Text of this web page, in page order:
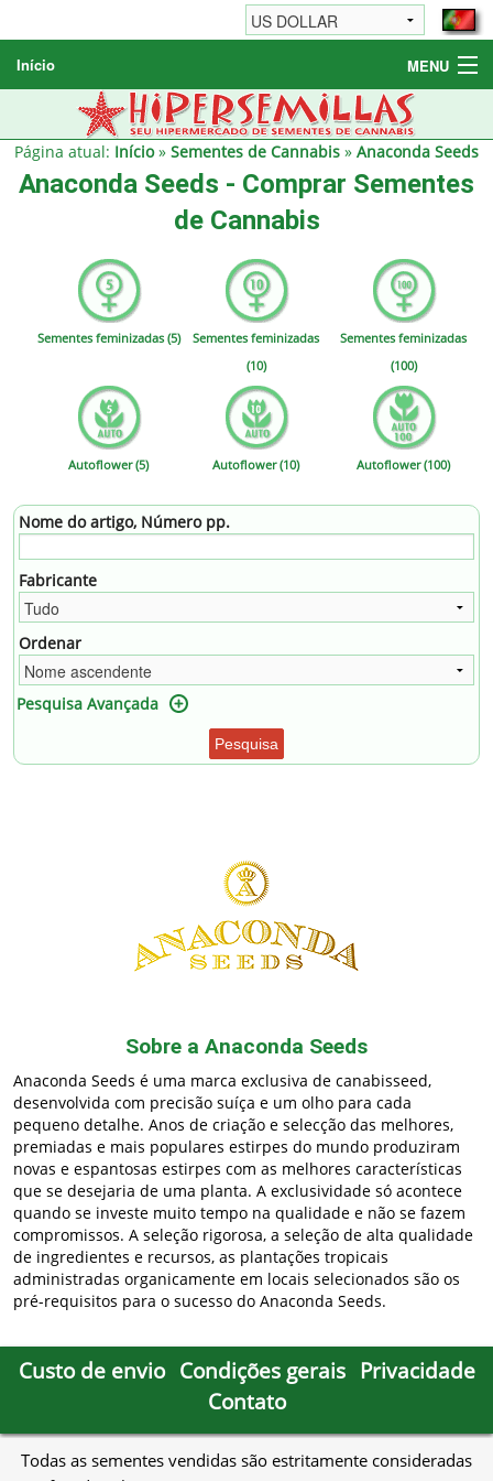
Início MENU
Sementes de Cannabis
Sementes Diversas
Informações / FAQ
Página atual: Início» Sementes de Cannabis » Anaconda Seeds
Anaconda Seeds - Comprar Sementes
de Cannabis
Sementes feminizadas (5)
Sementes feminizadas
(10)
Sementes feminizadas
(100)
Autoflower (5) Autoflower (10) Autoflower (100)
Nome do artigo, Número pp.
Fabricante
Ordenar
Pesquisa Avançada
Pesquisa
Sobre a Anaconda Seeds
Anaconda Seeds é uma marca exclusiva de canabisseed,
desenvolvida com precisão suíça e um olho para cada
pequeno detalhe. Anos de criação e selecção das melhores,
premiadas e mais populares estirpes do mundo produziram
novas e espantosas estirpes com as melhores características
que se desejaria de uma planta. A exclusividade só acontece
quando se investe muito tempo na qualidade e não se fazem
compromissos. A seleção rigorosa, a seleção de alta qualidade
de ingredientes e recursos, as plantações tropicais
administradas organicamente em locais selecionados são os
pré-requisitos para o sucesso do Anaconda Seeds.
Custo de envio Condições gerais Privacidade
Contato
Todas as sementes vendidas são estritamente consideradas